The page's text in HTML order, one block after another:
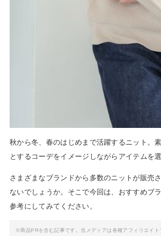
秋から冬、春のはじめまで活躍するニット。
とするコーデをイメージしながらアイテムを
さまざまなブランドから多数のニットが販売
ないでしょうか。そこで今回は、おすすめブ
参考にしてみてください。
※商品PRを含む記事です。当メディアは各種アフィリエイ